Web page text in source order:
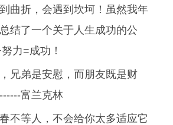
曲折，会遇到坎坷！虽然我年
结了一个关于人生成功的公
力=成功！
兄弟是安慰，而朋友既是财
富兰克林
不等人，不会给你太多适应它